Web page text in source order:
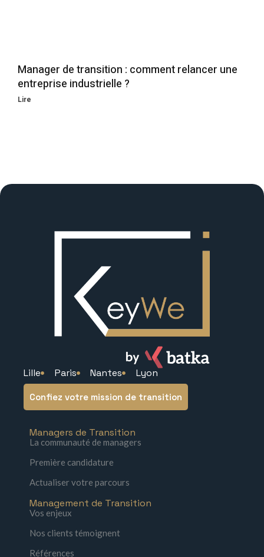
Manager de transition : comment relancer une
entreprise industrielle ?
Lire
Lille Paris Nantes Lyon
Confiez votre mission de transition
Managers de Transition
La communauté de managers
Première candidature
Actualiser votre parcours
Management de Transition
Vos enjeux
Nos clients témoignent
Références